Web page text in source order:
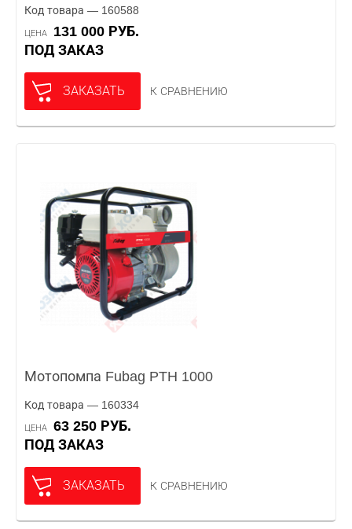
Код товара — 160588
ЦЕНА
131 000 РУБ.
ПОД ЗАКАЗ
ЗАКАЗАТЬ К СРАВНЕНИЮ
Мотопомпа Fubag PTH 1000
Код товара — 160334
ЦЕНА
63 250 РУБ.
ПОД ЗАКАЗ
ЗАКАЗАТЬ К СРАВНЕНИЮ